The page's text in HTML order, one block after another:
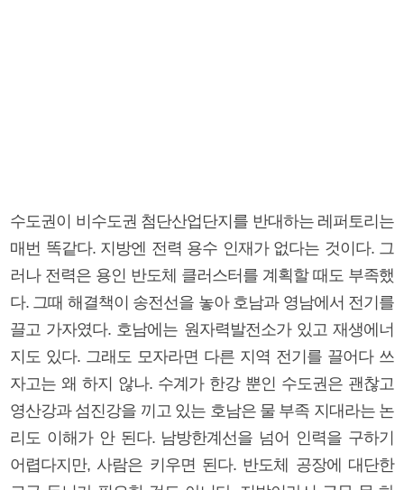
수도권이 비수도권 첨단산업단지를 반대하는 레퍼토리는
매번 똑같다. 지방엔 전력 용수 인재가 없다는 것이다. 그
러나 전력은 용인 반도체 클러스터를 계획할 때도 부족했
다. 그때 해결책이 송전선을 놓아 호남과 영남에서 전기를
끌고 가자였다. 호남에는 원자력발전소가 있고 재생에너
지도 있다. 그래도 모자라면 다른 지역 전기를 끌어다 쓰
자고는 왜 하지 않나. 수계가 한강 뿐인 수도권은 괜찮고
영산강과 섬진강을 끼고 있는 호남은 물 부족 지대라는 논
리도 이해가 안 된다. 남방한계선을 넘어 인력을 구하기
어렵다지만, 사람은 키우면 된다. 반도체 공장에 대단한